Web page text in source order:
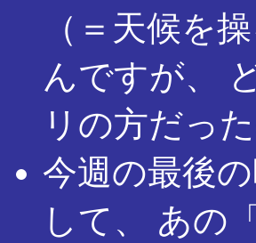
（＝天候を
んですが、
リの方だっ
今週の最後
して、 あの